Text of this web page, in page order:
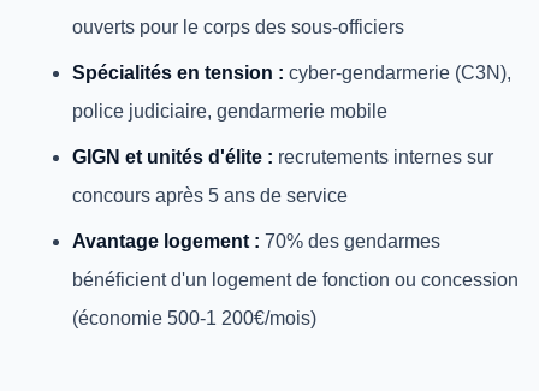
ouverts pour le corps des sous-officiers
Spécialités en tension : cyber-gendarmerie (C3N),
police judiciaire, gendarmerie mobile
GIGN et unités d'élite : recrutements internes sur
concours après 5 ans de service
Avantage logement : 70% des gendarmes
bénéficient d'un logement de fonction ou concession
(économie 500-1 200€/mois)